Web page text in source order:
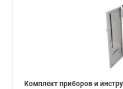
Комплект приборов и